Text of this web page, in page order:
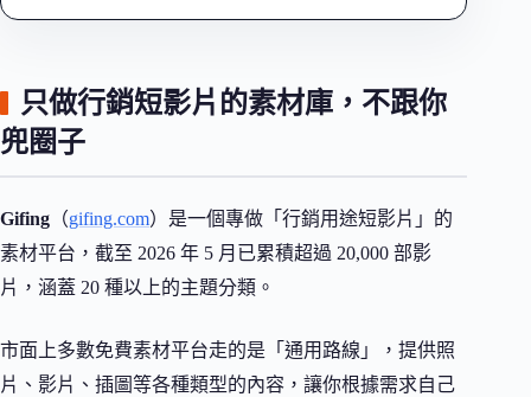
只做行銷短影片的素材庫，不跟你
兜圈子
Gifing （gifing.com）是一個專做「行銷用途短影片」的
素材平台，截至 2026 年 5 月已累積超過 20,000 部影
片，涵蓋 20 種以上的主題分類。
市面上多數免費素材平台走的是「通用路線」，提供照
片、影片、插圖等各種類型的內容，讓你根據需求自己